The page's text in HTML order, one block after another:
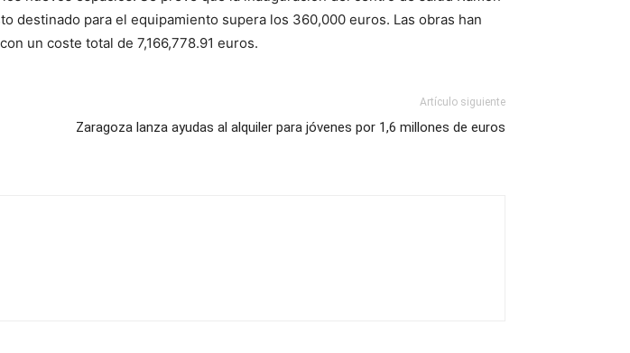
destinado para el equipamiento supera los 360,000 euros. Las obras han
un coste total de 7,166,778.91 euros.
Artículo siguiente
Zaragoza lanza ayudas al alquiler para jóvenes por 1,6 millones de euros